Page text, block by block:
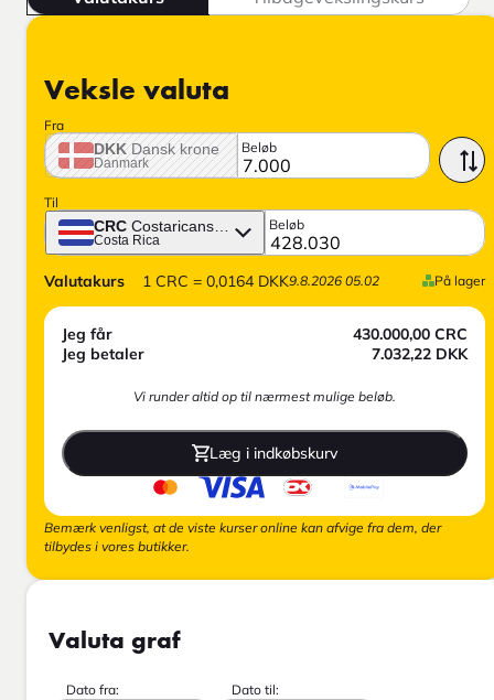
Veksle valuta
Fra
DKK Dansk krone
Danmark
Beløb
Til
CRC Costaricansk colón
Costa Rica
Beløb
Valutakurs 1 CRC = 0,0164 DKK9.8.2026 05.02 På lager
Jeg får 430.000,00 CRC
Jeg betaler
7.032,22 DKK
Vi runder altid op til nærmest mulige beløb.
Læg i indkøbskurv
Bemærk venligst, at de viste kurser online kan afvige fra dem, der
tilbydes i vores butikker.
Valuta graf
Dato fra: Dato til: